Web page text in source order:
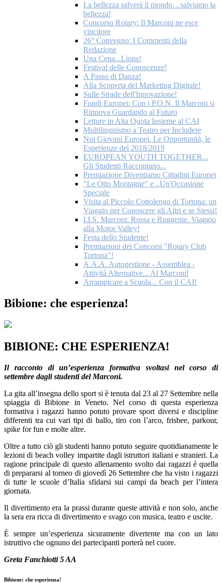
La bellezza salverà il mondo…salviamo la
bellezza!
Concorso Rotary: Il Marconi ne esce
vincitore
26° Convegno: I Commenti della
Redazione
Una Cena...Lions!
Festival delle Conoscenze!
A Passo di Danza!
Alla Scoperta del Marketing Digitale!
Sulle Strade dell'Innovazione!
Fondi Europei: Con i P.O.N. Il Marconi si
Rinnova Guardando al Futuro
Letture in Alta Quota Insieme al CAI
Multilinguismo a Teatro per Includere
Noi Giovani Europei. Le Opportunità, le
Esperienze del 2018/2019
EUROPEAN YOUTH TOGETHER...
Gli Studenti Raccontano...
Premiazione Diventiamo Cittadini Europei
"Le Otto Montagne" e ..Un'Occasione
Speciale
Visita al Piccolo Cottolengo di Tortona: un
Viaggio per Conoscere gli Altri e se Stessi!
I.I.S. Marconi: Rossa e Ruggente. Viaggio
alla Motor Valley!
Festa dello Studente!
Premiazioni dei Concorsi "Rotary Club
Tortona"!
A.A.A. Autogestione - Assemblea -
Attività Alternative... Al Marconi!
Arrampicare a Scuola... Con il CAI!
Bibione: che esperienza!
BIBIONE: CHE ESPERIENZA!
Il racconto di un’esperienza formativa svoltasi nel corso di
settembre dagli studenti del Marconi.
La gita all’insegna dello sport si è tenuta dal 23 al 27 Settembre nella
spiaggia di Bibione in Veneto. Nel corso di questa esperienza
formativa i ragazzi hanno potuto provare sport diversi e discipline
differenti tra cui vari tipi di ballo, tiro con l’arco, frisbee, parkour,
spike for fun e molte altre.
Oltre a tutto ciò gli studenti hanno potuto seguire quotidianamente le
lezioni di beach volley impartite dagli istruttori italiani e stranieri. La
ragione principale di questo allenamento svolto dai ragazzi è quella
di prepararsi al torneo di giovedì 26 Settembre che ha visto i ragazzi
di tutte le scuole d’Italia sfidarsi sui campi da beach per l’intera
giornata.
Il divertimento era la prassi durante queste attività e non solo, anche
la sera era ricca di divertimento e svago con musica, teatro e uscite.
È sempre un’esperienza sicuramente divertente ma con un lato
istruttivo che ognuno dei partecipanti porterà nel cuore.
Greta Fanchiotti 5 AA
Bibione: che esperienza!